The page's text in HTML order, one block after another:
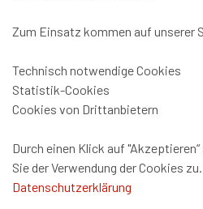
Limited Slip Hypoid Getriebeöl
vollsynthetisch API GL5 LS
ab CHF 22.25 inkl. MwSt.
Zum Einsatz kommen auf unserer
Technisch notwendige Cookies
Statistik-Cookies
Cookies von Drittanbietern
Durch einen Klick auf
Sie der Verwendung der Cookies zu.
Datenschutzerklärung